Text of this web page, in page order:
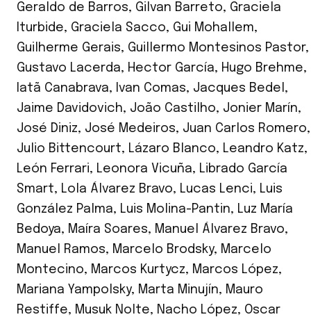
Geraldo de Barros, Gilvan Barreto, Graciela
Iturbide, Graciela Sacco, Gui Mohallem,
Guilherme Gerais, Guillermo Montesinos Pastor,
Gustavo Lacerda, Hector García, Hugo Brehme,
Iatã Canabrava, Ivan Comas, Jacques Bedel ,
Jaime Davidovich, João Castilho, Jonier Marín,
José Diniz, José Medeiros, Juan Carlos Romero,
Julio Bittencourt, Lázaro Blanco, Leandro Katz,
León Ferrari, Leonora Vicuña, Librado García
Smart, Lola Álvarez Bravo, Lucas Lenci, Luis
González Palma, Luis Molina-Pantin, Luz María
Bedoya, Maíra Soares, Manuel Álvarez Bravo,
Manuel Ramos, Marcelo Brodsky, Marcelo
Montecino, Marcos Kurtycz, Marcos López,
Mariana Yampolsky, Marta Minujín, Mauro
Restiffe, Musuk Nolte, Nacho López, Oscar